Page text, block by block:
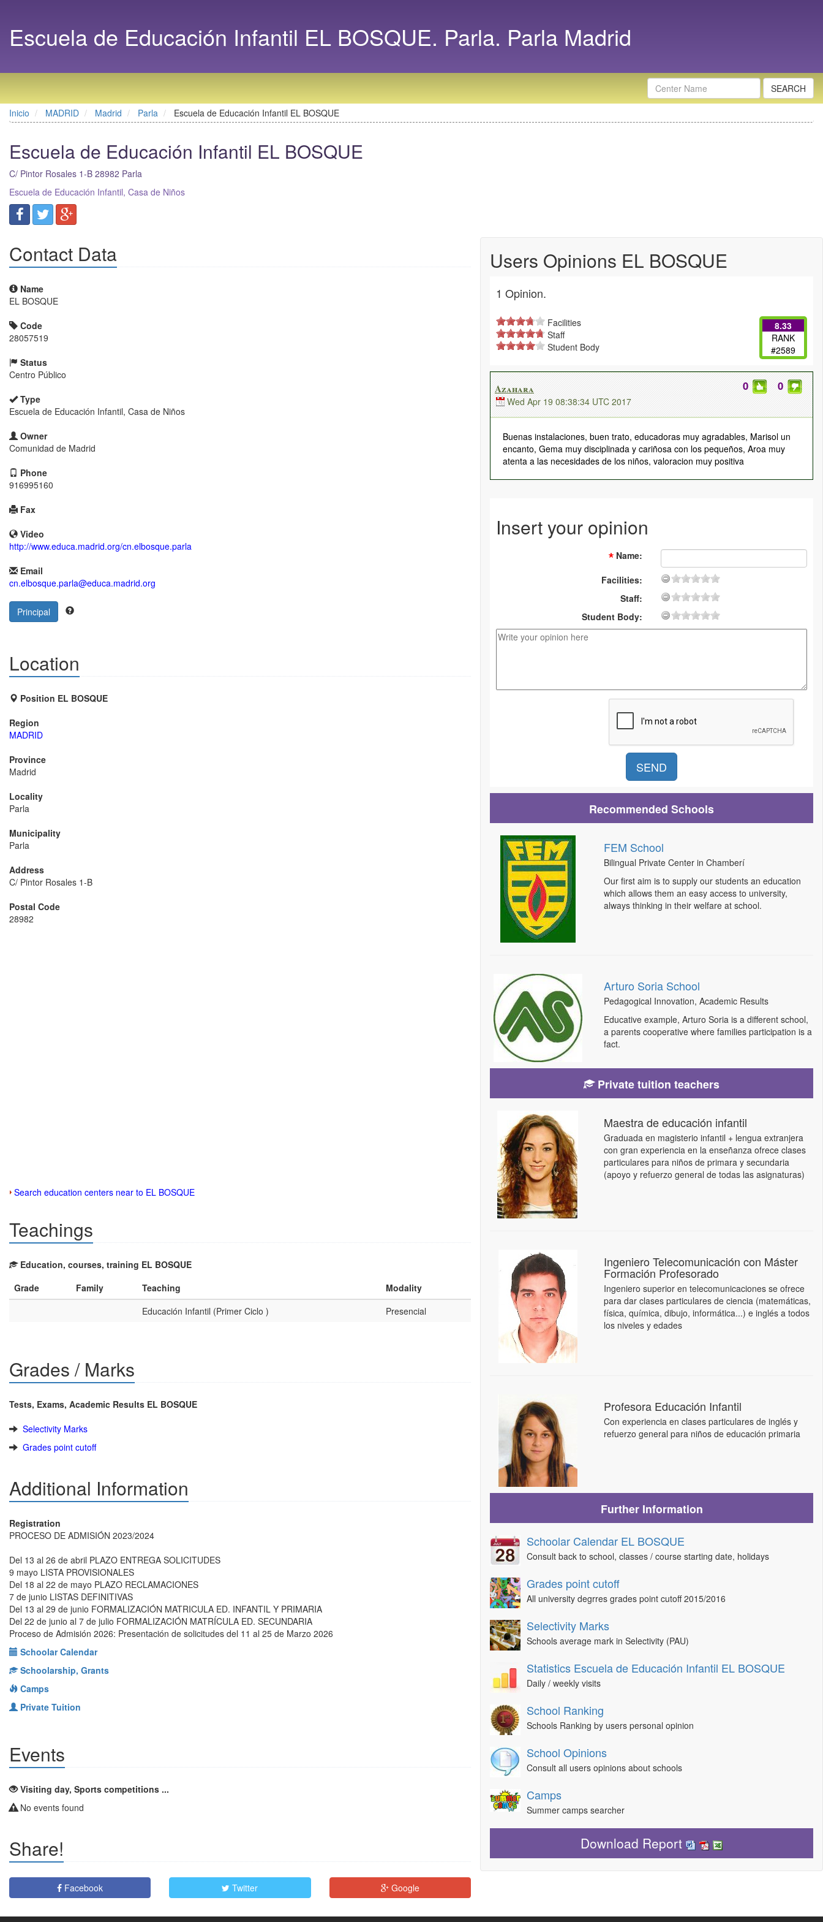
Escuela de Educación Infantil EL BOSQUE. Parla. Parla Madrid
Nombre
Centro
Inicio
MADRID Madrid Parla Escuela de Educación Infantil EL BOSQUE
Escuela de Educación Infantil EL BOSQUE
C/ Pintor Rosales 1-B 28982 Parla
Escuela de Educación Infantil, Casa de Niños
Contact Data
Name
EL BOSQUE
Code
28057519
Status
Centro Público
Type
Escuela de Educación Infantil, Casa de Niños
Owner
Comunidad de Madrid
Phone
916995160
Fax
Video
http://www.educa.madrid.org/cn.elbosque.parla
Email
cn.elbosque.parla@educa.madrid.org
Principal
Location
Position EL BOSQUE
Region
MADRID
Province
Madrid
Locality
Parla
Municipality
Parla
Address
C/ Pintor Rosales 1-B
Postal Code
28982
Search education centers near to EL BOSQUE
Teachings
Education, courses, training EL BOSQUE
Grade
Family Teaching
Modality
Educación Infantil (Primer Ciclo )
Presencial
Grades / Marks
Tests, Exams, Academic Results EL BOSQUE
Selectivity Marks
Grades point cutoff
Additional Information
Registration
PROCESO DE ADMISIÓN 2023/2024
Del 13 al 26 de abril PLAZO ENTREGA SOLICITUDES
9 mayo LISTA PROVISIONALES
Del 18 al 22 de mayo PLAZO RECLAMACIONES
7 de junio LISTAS DEFINITIVAS
Del 13 al 29 de junio FORMALIZACIÓN MATRICULA ED. INFANTIL Y PRIMARIA
Del 22 de junio al 7 de julio FORMALIZACIÓN MATRÍCULA ED. SECUNDARIA
Proceso de Admisión 2026: Presentación de solicitudes del 11 al 25 de Marzo 2026
Schoolar Calendar
Schoolarship, Grants
Camps
Private Tuition
Events
Visiting day, Sports competitions ...
No events found
Share!
Facebook Twitter Google
Users Opinions EL BOSQUE
1 Opinion.
Facilities
Staff
Student Body
8.33
RANK
#2589
0
0
Azahara
Wed Apr 19 08:38:34 UTC 2017
Buenas instalaciones, buen trato, educadoras muy agradables, Marisol un
encanto, Gema muy disciplinada y cariñosa con los pequeños, Aroa muy
atenta a las necesidades de los niños, valoracion muy positiva
Insert your opinion
Name:
Facilities:
Staff:
Student Body:
Recommended Schools
FEM School
Bilingual Private Center in Chamberí
Our first aim is to supply our students an education
which allows them an easy access to university,
always thinking in their welfare at school.
Arturo Soria School
Pedagogical Innovation, Academic Results
Educative example, Arturo Soria is a different school,
a parents cooperative where families participation is a
fact.
Private tuition teachers
Maestra de educación infantil
Graduada en magisterio infantil + lengua extranjera
con gran experiencia en la enseñanza ofrece clases
particulares para niños de primara y secundaria
(apoyo y refuerzo general de todas las asignaturas)
Ingeniero Telecomunicación con Máster
Formación Profesorado
Ingeniero superior en telecomunicaciones se ofrece
para dar clases particulares de ciencia (matemáticas,
física, química, dibujo, informática...) e inglés a todos
los niveles y edades
Profesora Educación Infantil
Con experiencia en clases particulares de inglés y
refuerzo general para niños de educación primaria
Further Information
Schoolar Calendar EL BOSQUE
Consult back to school, classes / course starting date, holidays
Grades point cutoff
All university degrres grades point cutoff 2015/2016
Selectivity Marks
Schools average mark in Selectivity (PAU)
Statistics Escuela de Educación Infantil EL BOSQUE
Daily / weekly visits
School Ranking
Schools Ranking by users personal opinion
School Opinions
Consult all users opinions about schools
Camps
Summer camps searcher
Download Report